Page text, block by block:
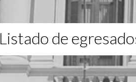
Listado de